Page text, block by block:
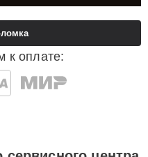
к оплате: